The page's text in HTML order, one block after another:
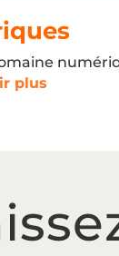
plus